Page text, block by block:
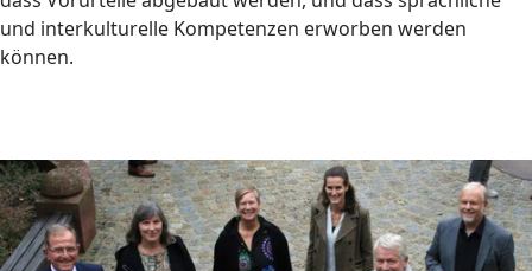
und interkulturelle Kompetenzen erworben werden
können.